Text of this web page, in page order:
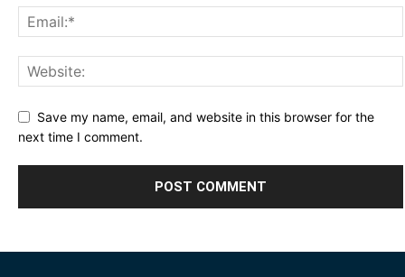
Save my name, email, and website in this browser for the
next time I comment.